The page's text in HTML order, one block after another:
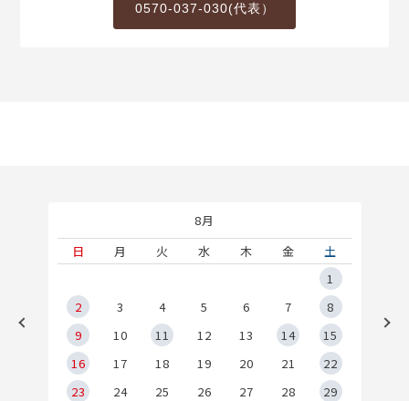
0570-037-030(代表）
8月
日
月 火 水 木 金
土
1
2
3 4 5 6 7
8
9
10 11 12 13 14
15
16
17 18 19 20 21
22
23
24 25 26 27 28
29